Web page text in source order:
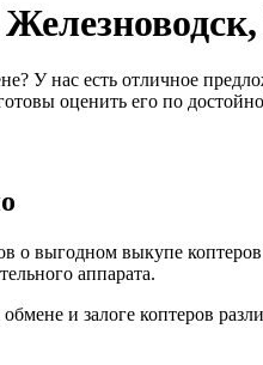
У нас есть отличное
оценить его по
выгодном выкупе
аппарата.
и залоге коптеров